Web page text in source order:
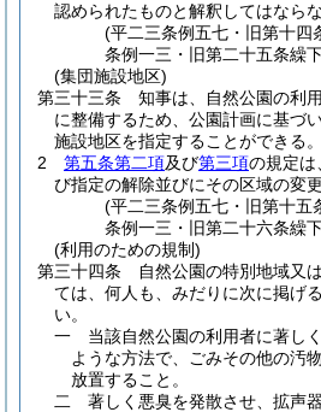
認められたものと解釈してはならな
(平二三条例五七・旧第十四
条例一三・旧第二十五条繰
(集団施設地区)
第三十三条
知事は、自然公園の利
に整備するため、公園計画に基づ
施設地区を指定することができる。
2
第五条第二項及び第三項の規定は
び指定の解除並びにその区域の変
(平二三条例五七・旧第十五
条例一三・旧第二十六条繰
(利用のための規制)
第三十四条
自然公園の特別地域又
ては、何人も、みだりに次に掲げ
い。
一
当該自然公園の利用者に著し
ような方法で、ごみその他の汚
放置すること。
二
著しく悪臭を発散させ、拡声